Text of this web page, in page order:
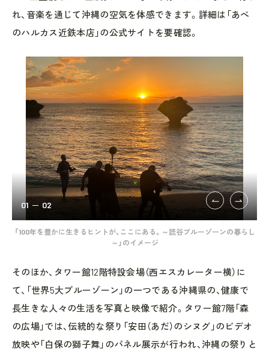
れ、音楽を通じて沖縄の空気を体感できます。詳細は「あべ
のハルカス近鉄本店」の公式サイトを要確認。
「100年を豊かに生きるヒントが、ここにある。～読谷ブルーゾーンの暮らし
～」のイメージ
01 02
そのほか、タワー館12階特設会場（西エスカレーター横）に
て、「世界5大ブルーゾーン」の一つである沖縄県の、健康で
長生きな人々の生活を写真と映像で紹介。タワー館7階「森
の広場」では、伝統的な祭り「安田（あだ）のシヌグ」のビデオ
放映や「白保の獅子舞」のパネル展示が行われ、沖縄の祭りと